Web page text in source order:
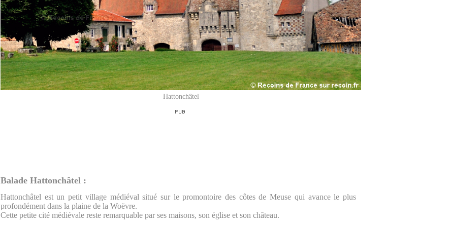
Hattonchâtel
Balade Hattonchâtel :
Hattonchâtel est un petit village médiéval situé sur le promontoire des côtes de Meuse qui avance le plus
profondément dans la plaine de la Woëvre.
Cette petite cité médiévale reste remarquable par ses maisons, son église et son château.